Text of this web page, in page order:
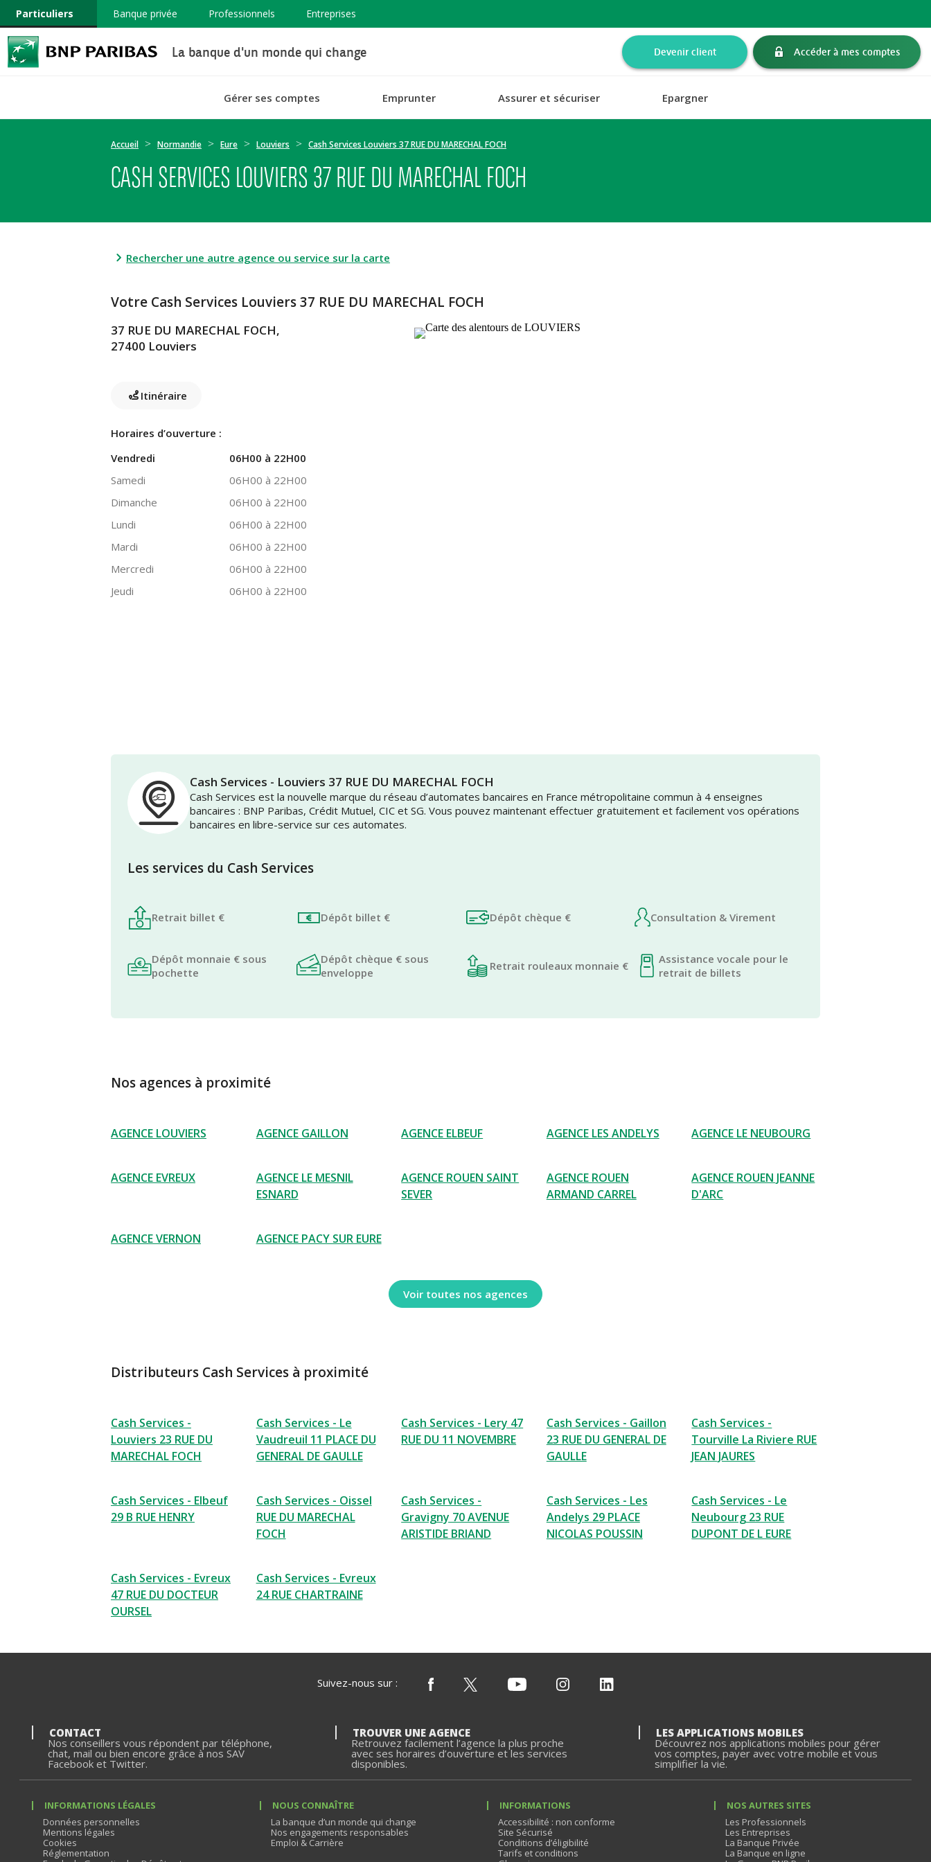
Particuliers Banque privée Professionnels Entreprises
La banque d'un monde qui change Devenir client Accéder à mes comptes
Gérer ses comptes Emprunter Assurer et sécuriser Epargner
Accueil Normandie Eure Louviers Cash Services Louviers 37 RUE DU MARECHAL FOCH
CASH SERVICES LOUVIERS 37 RUE DU MARECHAL FOCH
Rechercher une autre agence ou service sur la carte
Votre Cash Services Louviers 37 RUE DU MARECHAL FOCH
37 RUE DU MARECHAL FOCH,
27400 Louviers
Itinéraire
Horaires d’ouverture :
Vendredi
06H00 à 22H00
Samedi
06H00 à 22H00
Dimanche
06H00 à 22H00
Lundi
06H00 à 22H00
Mardi
06H00 à 22H00
Mercredi
06H00 à 22H00
Jeudi
06H00 à 22H00
Cash Services - Louviers 37 RUE DU MARECHAL FOCH
Cash Services est la nouvelle marque du réseau d’automates bancaires en France métropolitaine commun à 4 enseignes
bancaires : BNP Paribas, Crédit Mutuel, CIC et SG. Vous pouvez maintenant effectuer gratuitement et facilement vos opérations
bancaires en libre-service sur ces automates.
Les services du Cash Services
Retrait billet € Dépôt billet € Dépôt chèque € Consultation & Virement
Dépôt monnaie € sous
pochette
Dépôt chèque € sous
enveloppe
Retrait rouleaux monnaie €
Assistance vocale pour le
retrait de billets
Nos agences à proximité
AGENCE LOUVIERS AGENCE GAILLON AGENCE ELBEUF AGENCE LES ANDELYS AGENCE LE NEUBOURG
AGENCE EVREUX
AGENCE LE MESNIL
ESNARD
AGENCE ROUEN SAINT
SEVER
AGENCE ROUEN
ARMAND CARREL
AGENCE ROUEN JEANNE
D'ARC
AGENCE VERNON AGENCE PACY SUR EURE
Voir toutes nos agences
Distributeurs Cash Services à proximité
Cash Services -
Louviers 23 RUE DU
MARECHAL FOCH
Cash Services - Le
Vaudreuil 11 PLACE DU
GENERAL DE GAULLE
Cash Services - Lery 47
RUE DU 11 NOVEMBRE
Cash Services - Gaillon
23 RUE DU GENERAL DE
GAULLE
Cash Services -
Tourville La Riviere RUE
JEAN JAURES
Cash Services - Elbeuf
29 B RUE HENRY
Cash Services - Oissel
RUE DU MARECHAL
FOCH
Cash Services -
Gravigny 70 AVENUE
ARISTIDE BRIAND
Cash Services - Les
Andelys 29 PLACE
NICOLAS POUSSIN
Cash Services - Le
Neubourg 23 RUE
DUPONT DE L EURE
Cash Services - Evreux
47 RUE DU DOCTEUR
OURSEL
Cash Services - Evreux
24 RUE CHARTRAINE
Suivez-nous sur :
CONTACT
Nos conseillers vous répondent par téléphone,
chat, mail ou bien encore grâce à nos SAV
Facebook et Twitter.
TROUVER UNE AGENCE
Retrouvez facilement l’agence la plus proche
avec ses horaires d’ouverture et les services
disponibles.
LES APPLICATIONS MOBILES
Découvrez nos applications mobiles pour gérer
vos comptes, payer avec votre mobile et vous
simplifier la vie.
INFORMATIONS LÉGALES
Données personnelles
Mentions légales
Cookies
Réglementation
NOUS CONNAÎTRE
La banque d’un monde qui change
Nos engagements responsables
Emploi & Carrière
INFORMATIONS
Accessibilité : non conforme
Site Sécurisé
Conditions d’éligibilité
Tarifs et conditions
NOS AUTRES SITES
Les Professionnels
Les Entreprises
La Banque Privée
La Banque en ligne